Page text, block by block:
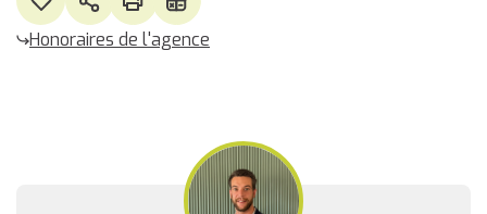
Honoraires de l'agence